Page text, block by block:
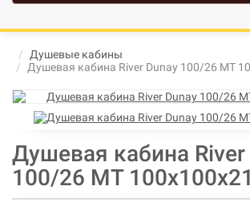
Душевые кабины
Душевая кабина River Dunay 100/26 МТ
Душевая кабина River
100/26 МТ